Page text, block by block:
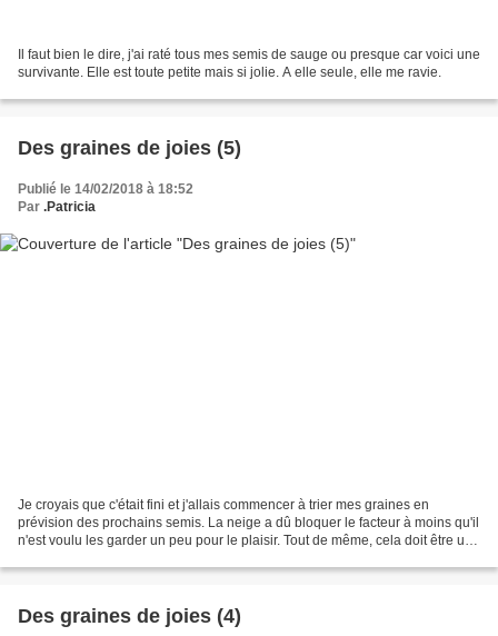
Il faut bien le dire, j'ai raté tous mes semis de sauge ou presque car voici une
survivante. Elle est toute petite mais si jolie. A elle seule, elle me ravie.
Des graines de joies (5)
Publié le 14/02/2018 à 18:52
Par .Patricia
Je croyais que c'était fini et j'allais commencer à trier mes graines en
prévision des prochains semis. La neige a dû bloquer le facteur à moins qu'il
n'est voulu les garder un peu pour le plaisir. Tout de même, cela doit être un
Des graines de joies (4)